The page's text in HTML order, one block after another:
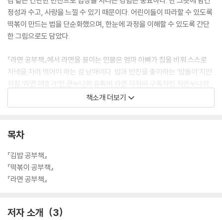
정성과 수고, 사랑을 느낄 수 있기 때문이다. 어린이들이 따라할 수 있도록
떡볶이 만드는 법을 단순화했으며, 한눈에 과정을 이해할 수 있도록 간단
한 그림으로도 담았다.
『라면 공부책』에서 라면을 끓이는 인물은 엄마 아빠가 집을 비워 스스로
저녁을 차려 먹어야 하는 삼 남매이다. 밥과 반찬을 좋아하는 ‘밥돌이’지만
자칭 ‘라면 애호가’인 큰누나와 유튜버 라면 아저씨 구독자인 작은누나의
취향대로 라면을 먹어야 하는 주인공 채완이는 “4학년이면 라면은 끓일
줄 알아야지?” 하며 도발하는 누나의 말에 생애 처음 라면 끓이기에 도전
해 볼 법한 음식이기도 하다. 책을 읽는 독자들이 단계마다 따라 하기 쉽도
책소개 더보기
목차
『김밥 공부책』
『떡볶이 공부책』
『라면 공부책』
저자 소개 3